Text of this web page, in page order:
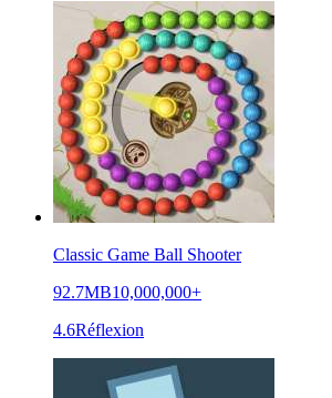
Classic Game Ball Shooter
92.7MB10,000,000+
4.6Réflexion